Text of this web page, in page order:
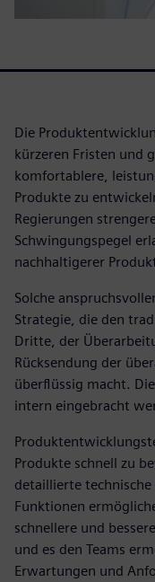
Die
kürzeren Fristen und
komfortablere,
Produkte zu
Regierungen
Schwingungspegel
nachhaltigerer
Solche
Strategie, die den
Dritte, der
Rücksendung der
überflüssig macht.
intern eingebracht
Produkte schnell zu
detaillierte
Funktionen
schnellere und
und es den Teams
Erwartungen und